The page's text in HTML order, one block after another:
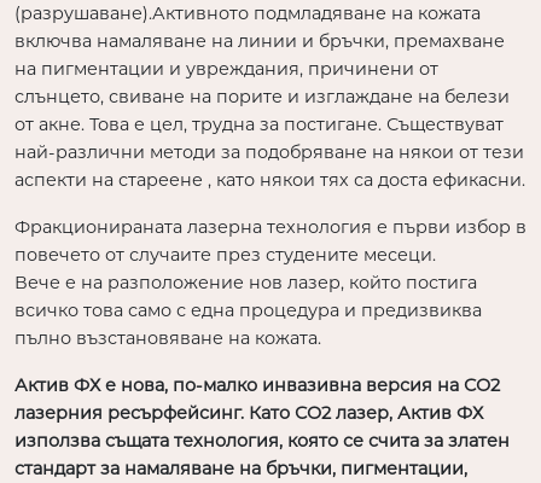
(разрушаване).Активното подмладяване на кожата
включва намаляване на линии и бръчки, премахване
на пигментации и увреждания, причинени от
слънцето, свиване на порите и изглаждане на белези
от акне. Това е цел, трудна за постигане. Съществуват
най-различни методи за подобряване на някои от тези
аспекти на стареене , като някои тях са доста ефикасни.
Фракционираната лазерна технология е първи избор в
повечето от случаите през студените месеци.
Вече е на разположение нов лазер, който постига
всичко това само с една процедура и предизвиква
пълно възстановяване на кожата.
Актив ФХ е нова, по-малко инвазивна версия на СО2
лазерния ресърфейсинг. Като СО2 лазер, Актив ФХ
използва същата технология, която се счита за златен
стандарт за намаляване на бръчки, пигментации,